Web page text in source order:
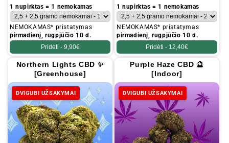
kaina
1 nupirktas = 1 nemokamas
NEMOKAMAS* pristatymas
pirmadienį, rugpjūčio 10 d.
Pridėti - 9,90€
kaina
1 nupirktas = 1 nemokamas
NEMOKAMAS* pristatymas
pirmadienį, rugpjūčio 10 d.
Pridėti - 12,40€
Northern Lights CBD ✨
[Greenhouse]
DVIGUBI UŽSAKYMAI
Purple Haze CBD 🔮
[Indoor]
DVIGUBI UŽSAKYMAI